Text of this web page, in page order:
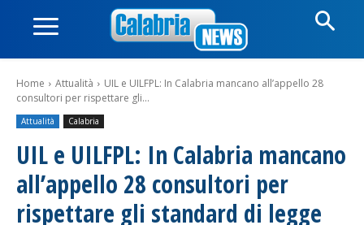
Home Attualità
UIL e UILFPL: In Calabria mancano all’appello 28
consultori per rispettare gli...
Attualità Calabria
UIL e UILFPL: In Calabria mancano
all’appello 28 consultori per
rispettare gli standard di legge